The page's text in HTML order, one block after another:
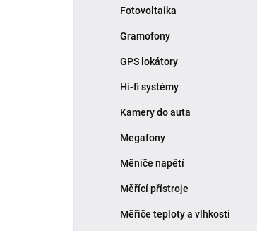
Fotovoltaika
Gramofony
GPS lokátory
Hi-fi systémy
Kamery do auta
Megafony
Měniče napětí
Měřící přístroje
Měřiče teploty a vlhkosti